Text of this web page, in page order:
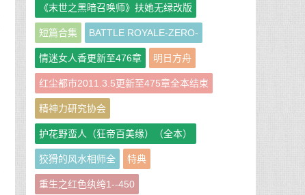
《末世之黑暗召唤师》扶她无绿改版
短篇合集 BATTLE ROYALE-ZERO-
情迷女人香更新至476章 明日方舟
红尘都市2011.3.5更新至475章全本结束
精神力研究协会
护花野蛮人（狂帝百美缘）（全本）
狡猾的风水相师全 特典
重生之红色纨绔1--450